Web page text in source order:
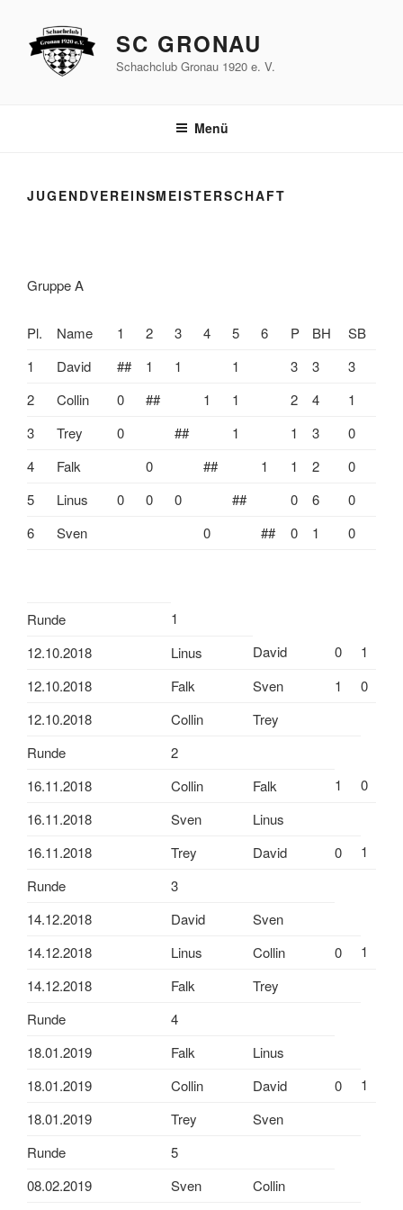
springen
SC GRONAU
Schachclub Gronau 1920 e. V.
Menü
JUGENDVEREINSMEISTERSCHAFT
Gruppe A
Pl. Name 1 2 3 4 5 6 P BH
SB
1
David ## 1 1 1 3 3
3
2
Collin 0 ## 1 1 2 4
1
3
Trey 0 ## 1 1 3
0
4
Falk 0 ## 1 1 2
0
5
Linus 0 0 0 ## 0 6
0
6
Sven 0 ## 0 1 0
Runde
1
12.10.2018
Linus David 0
1
12.10.2018
Falk Sven 1
0
12.10.2018
Collin
Trey
Runde
2
16.11.2018
Collin Falk 1
0
16.11.2018
Sven
Linus
16.11.2018
Trey David 0
1
Runde
3
14.12.2018
David
Sven
14.12.2018
Linus Collin 0
1
14.12.2018
Falk
Trey
Runde
4
18.01.2019
Falk
Linus
18.01.2019
Collin David 0
1
18.01.2019
Trey
Sven
Runde
5
08.02.2019
Sven
Collin